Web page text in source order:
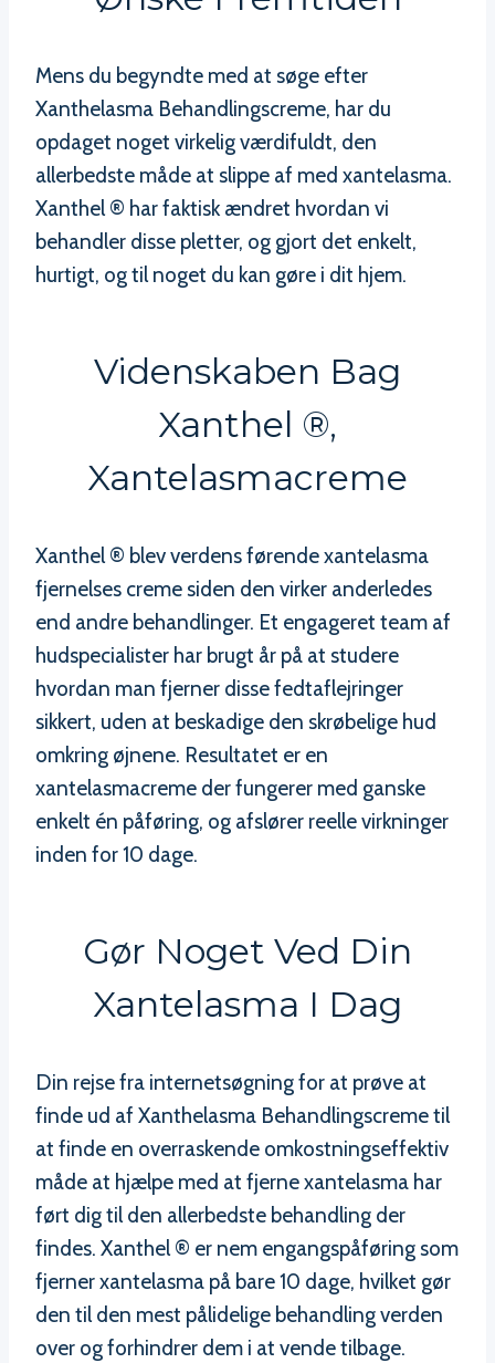
Mens du begyndte med at søge efter
Xanthelasma Behandlingscreme, har du
opdaget noget virkelig værdifuldt, den
allerbedste måde at slippe af med xantelasma.
Xanthel ® har faktisk ændret hvordan vi
behandler disse pletter, og gjort det enkelt,
hurtigt, og til noget du kan gøre i dit hjem.
Videnskaben Bag
Xanthel ®,
Xantelasmacreme
Xanthel ® blev verdens førende xantelasma
fjernelses creme siden den virker anderledes
end andre behandlinger. Et engageret team af
hudspecialister har brugt år på at studere
hvordan man fjerner disse fedtaflejringer
sikkert, uden at beskadige den skrøbelige hud
omkring øjnene. Resultatet er en
xantelasmacreme der fungerer med ganske
enkelt én påføring, og afslører reelle virkninger
inden for 10 dage.
Gør Noget Ved Din
Xantelasma I Dag
Din rejse fra internetsøgning for at prøve at
finde ud af Xanthelasma Behandlingscreme til
at finde en overraskende omkostningseffektiv
måde at hjælpe med at fjerne xantelasma har
ført dig til den allerbedste behandling der
findes. Xanthel ® er nem engangspåføring som
fjerner xantelasma på bare 10 dage, hvilket gør
den til den mest pålidelige behandling verden
over og forhindrer dem i at vende tilbage.